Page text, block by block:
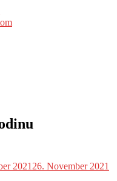
2021 26. November 2021